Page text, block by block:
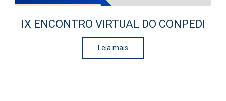
IX ENCONTRO VIRTUAL DO CONPEDI
Leia mais